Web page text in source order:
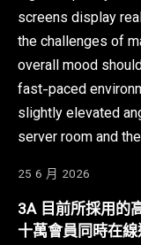
25 6 月 2026
3A 目前所採用的
十萬會員同時在